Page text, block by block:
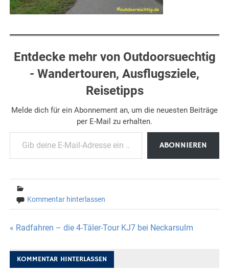
Entdecke mehr von Outdoorsuechtig
- Wandertouren, Ausflugsziele,
Reisetipps
Melde dich für ein Abonnement an, um die neuesten Beiträge
per E-Mail zu erhalten.
Gib deine E-Mail-Adresse ein ...
ABONNIEREN
Kommentar hinterlassen
Beitragsnavigation
« Radfahren – die 4-Täler-Tour KJ7 bei Neckarsulm
KOMMENTAR HINTERLASSEN